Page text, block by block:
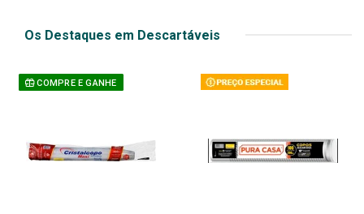
Os Destaques em Descartáveis
COMPRE E GANHE